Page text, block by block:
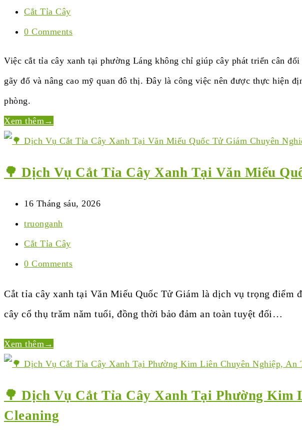
Cắt Tỉa Cây
0 Comments
Việc cắt tỉa cây xanh tại phường Láng không chỉ giúp cây phát triển cân
gãy đổ và nâng cao mỹ quan đô thị. Đây là công việc nên được thực hiện
phòng.
Xem thêm→
🌳 Dịch Vụ Cắt Tỉa Cây Xanh Tại Văn Miếu
16 Tháng sáu, 2026
truonganh
Cắt Tỉa Cây
0 Comments
Cắt tỉa cây xanh tại Văn Miếu Quốc Tử Giám là dịch vụ trọng điểm
cây cổ thụ trăm năm tuổi, đồng thời bảo đảm an toàn tuyệt đối…
Xem thêm→
🌳 Dịch Vụ Cắt Tỉa Cây Xanh Tại Phường Kim
Cleaning